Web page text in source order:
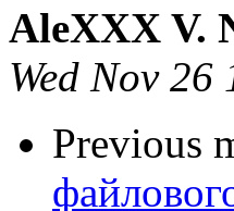
AleXXX V.
Wed Nov
Previous